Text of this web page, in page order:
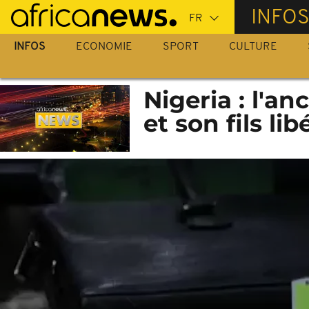
Passer
au
contenu
INFOS
INFOS ECONOMIE SPORT CULTURE
Nigeria :
et son fils